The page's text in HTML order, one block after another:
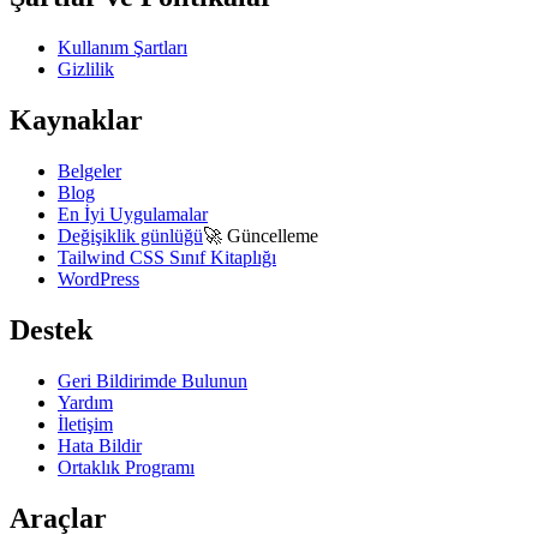
Kullanım Şartları
Gizlilik
Kaynaklar
Belgeler
Blog
En İyi Uygulamalar
Değişiklik günlüğü🚀 Güncelleme
Tailwind CSS Sınıf Kitaplığı
WordPress
Destek
Geri Bildirimde Bulunun
Yardım
İletişim
Hata Bildir
Ortaklık Programı
Araçlar